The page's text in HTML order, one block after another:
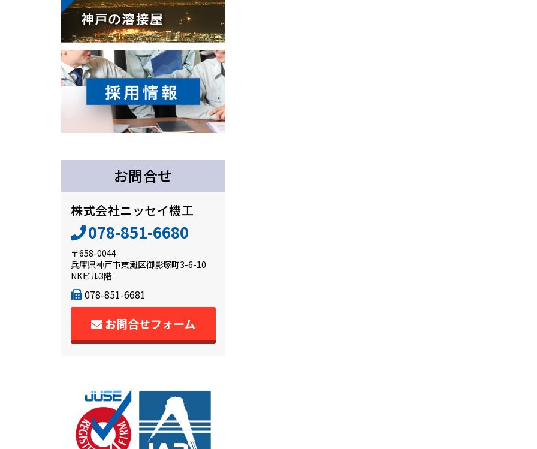
お問合せ
株式会社ニッセイ機工
078-851-6680
〒658-0044
兵庫県神戸市東灘区御影塚町3-6-10
NKビル3階
078-851-6681
お問合せフォーム